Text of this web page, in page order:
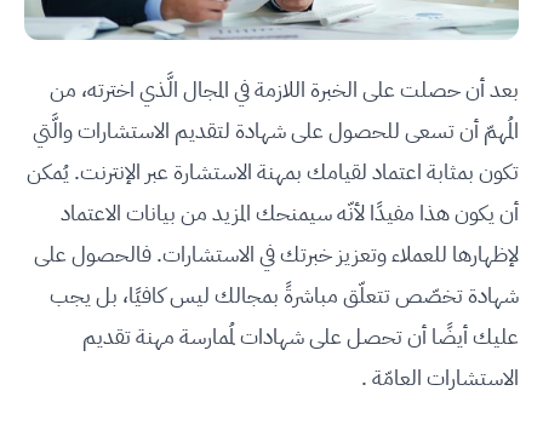
بعد أن حصلت على الخبرة اللازمة في المجال الَّذي اخترته، من
المُهمّ أن تسعى للحصول على شهادة لتقديم الاستشارات والَّتي
تكون بمثابة اعتماد لقيامك بمهنة الاستشارة عبر الإنترنت. يُمكن
أن يكون هذا مفيدًا لأنّه سيمنحك المزيد من بيانات الاعتماد
لإظهارها للعملاء وتعزيز خبرتك في الاستشارات. فالحصول على
شهادة تخصّص تتعلّق مباشرةً بمجالك ليس كافيًا، بل يجب
عليك أيضًا أن تحصل على شهادات لمُمارسة مهنة تقديم
الاستشارات العامّة .